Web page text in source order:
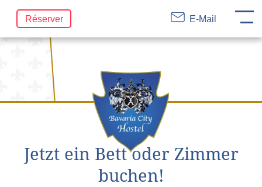
FR
Réserver E-Mail
Jetzt ein Bett oder Zimmer
buchen!